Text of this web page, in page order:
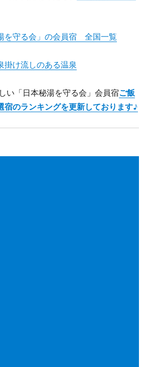
を守る会」の会員宿 全国一覧
掛け流しのある温泉
い「日本秘湯を守る会」会員宿ご飯
宿のランキングを更新しております♪